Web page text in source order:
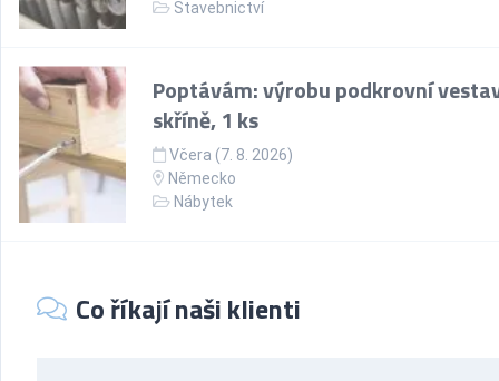
Stavebnictví
Poptávám: výrobu podkrovní
skříně, 1 ks
Včera (7. 8. 2026)
Německo
Nábytek
Co říkají naši klienti